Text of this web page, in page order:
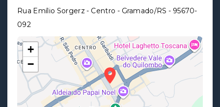
Rua Emílio Sorgerz - Centro - Gramado/RS - 95670-
092
+
−